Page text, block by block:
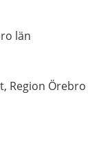
län
Region Örebro